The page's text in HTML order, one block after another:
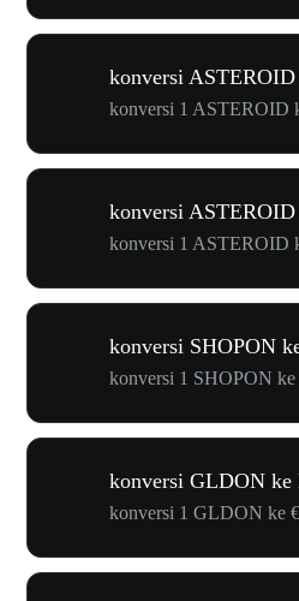
konversi
konversi 1 ASTEROID
konversi
konversi 1 ASTEROID
konversi SHOPON
konversi 1 SHOPON ke
konversi GLDON ke
konversi 1 GLDON ke